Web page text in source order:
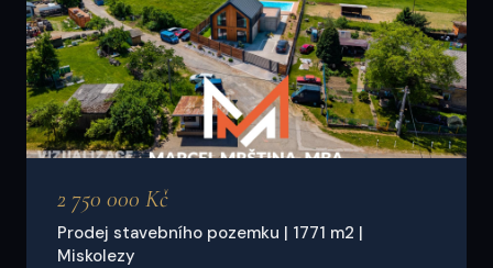
2 750 000 Kč
Prodej stavebního pozemku | 1771 m2 |
Miskolezy